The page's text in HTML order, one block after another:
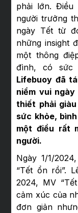
phải lớn. Điều
người trưởng
ngày Tết từ
những insight
một thông
đình, có sức
Lifebuoy đã
niềm vui
thiết phải
sức khỏe,
một điều rất
người.
Ngày 1/1/
“Tết ổn rồi”.
2024, MV
cảm xúc của
đơn giản